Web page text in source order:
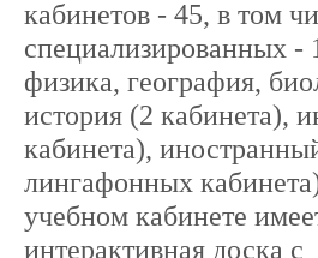
кабинетов - 45, в том
специализированных -
физика, география,
история (2 кабинета),
кабинета),
лингафонных
учебном кабинете
интерактивная доска с